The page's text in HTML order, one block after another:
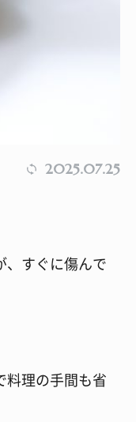
2025.07.25
、すぐに傷んで
料理の手間も省